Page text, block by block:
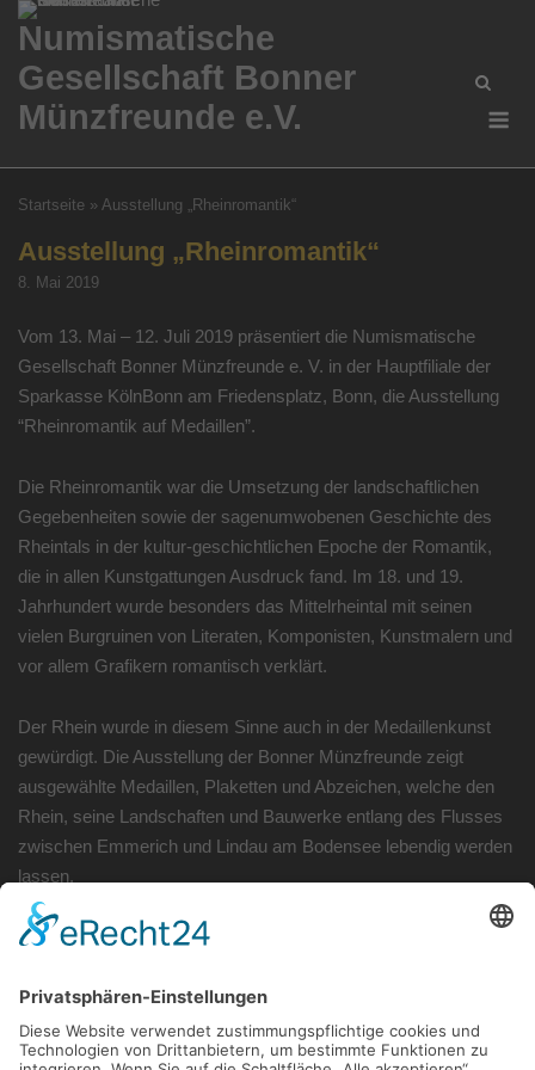
Skip
content
Numismatische
Gesellschaft Bonner
Münzfreunde e.V.
Startseite » Ausstellung „Rheinromantik“
Ausstellung „Rheinromantik“
8. Mai 2019
Vom 13. Mai – 12. Juli 2019 präsentiert die Numismatische
Gesellschaft Bonner Münzfreunde e. V. in der Hauptfiliale der
Sparkasse KölnBonn am Friedensplatz, Bonn, die Ausstellung
“Rheinromantik auf Medaillen”.
Die Rheinromantik war die Umsetzung der landschaftlichen
Gegebenheiten sowie der sagenumwobenen Geschichte des
Rheintals in der kultur-geschichtlichen Epoche der Romantik,
die in allen Kunstgattungen Ausdruck fand. Im 18. und 19.
Jahrhundert wurde besonders das Mittelrheintal mit seinen
vielen Burgruinen von Literaten, Komponisten, Kunstmalern und
vor allem Grafikern romantisch verklärt.
Der Rhein wurde in diesem Sinne auch in der Medaillenkunst
gewürdigt. Die Ausstellung der Bonner Münzfreunde zeigt
ausgewählte Medaillen, Plaketten und Abzeichen, welche den
Rhein, seine Landschaften und Bauwerke entlang des Flusses
zwischen Emmerich und Lindau am Bodensee lebendig werden
lassen.
EinBegleit-Flyerführt durch die Ausstellung.